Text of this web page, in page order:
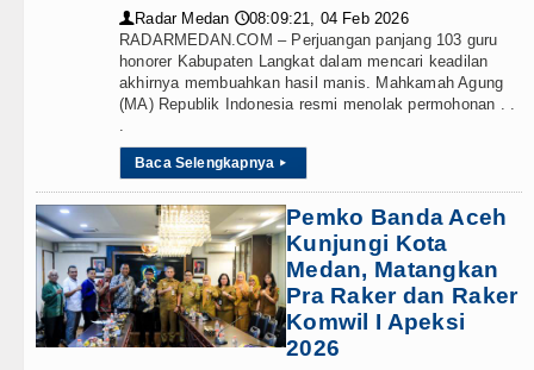
👤 Radar Medan 🕔08:09:21, 04 Feb 2026
RADARMEDAN.COM – Perjuangan panjang 103 guru
honorer Kabupaten Langkat dalam mencari keadilan
akhirnya membuahkan hasil manis. Mahkamah Agung
(MA) Republik Indonesia resmi menolak permohonan . .
.
Baca Selengkapnya ▸
Pemko Banda Aceh
Kunjungi Kota
Medan, Matangkan
Pra Raker dan Raker
Komwil I Apeksi
2026